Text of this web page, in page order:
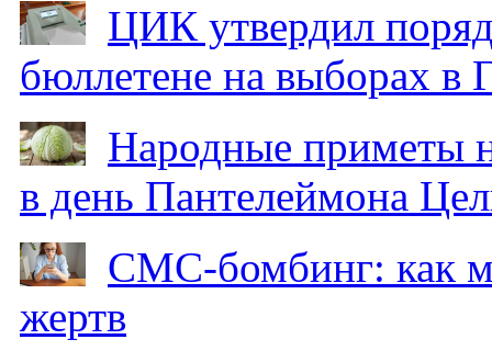
ЦИК утвердил
бюллетене на выборах в
Народные приметы
в день Пантелеймона
СМС-бомбинг: как
жертв